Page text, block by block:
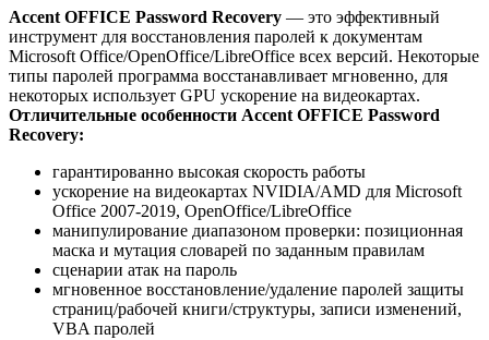
Accent OFFICE Password Recovery — это эффективный
инструмент для восстановления паролей к документам
Microsoft Office/OpenOffice/LibreOffice всех версий. Некоторые
типы паролей программа восстанавливает мгновенно, для
некоторых использует GPU ускорение на видеокартах.
Отличительные особенности Accent OFFICE Password
Recovery:
гарантированно высокая скорость работы
ускорение на видеокартах NVIDIA/AMD для Microsoft
Office 2007-2019, OpenOffice/LibreOffice
манипулирование диапазоном проверки: позиционная
маска и мутация словарей по заданным правилам
сценарии атак на пароль
мгновенное восстановление/удаление паролей защиты
страниц/рабочей книги/структуры, записи изменений,
VBA паролей